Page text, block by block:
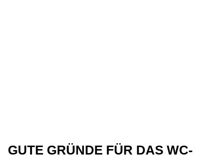
GUTE GRÜNDE FÜR DAS WC-